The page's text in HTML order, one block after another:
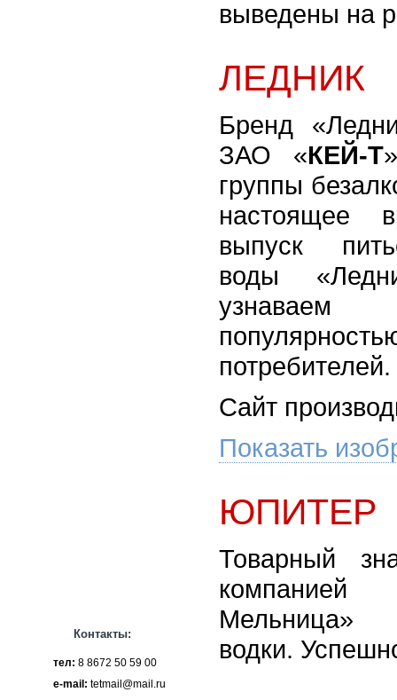
Контакты:
тел: 8 8672 50 59 00
e-mail: tetmail@mail.ru
выведены на
ЛЕДНИК
Бренд
ЗАО «КЕЙ-Т
группы
настоящее
выпуск
воды
потребителей.
Сайт
Показать
ЮПИТЕР
Товарный
Мельница»
водки.